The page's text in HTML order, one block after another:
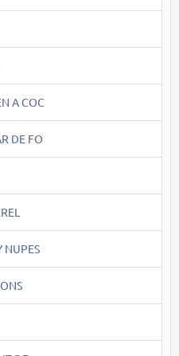
A COC
DE FO
NUPES